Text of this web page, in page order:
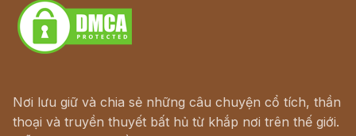
Nơi lưu giữ và chia sẻ những câu chuyện cổ tích, thần
thoại và truyền thuyết bất hủ từ khắp nơi trên thế giới.